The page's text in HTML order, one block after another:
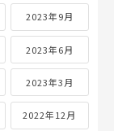
2023年9月
2023年6月
2023年3月
2022年12月